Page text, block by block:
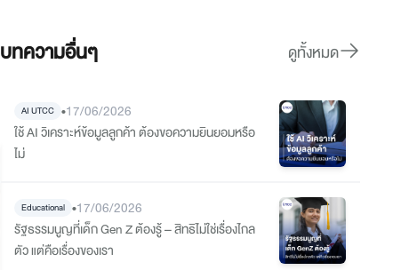
บทความอื่นๆ ดูทั้งหมด
AI UTCC •17/06/2026
ใช้ AI วิเคราะห์ข้อมูลลูกค้า ต้องขอความยินยอมหรือ
ไม่
Educational •17/06/2026
รัฐธรรมนูญที่เด็ก Gen Z ต้องรู้ – สิทธิไม่ใช่เรื่องไกล
ตัว แต่คือเรื่องของเรา